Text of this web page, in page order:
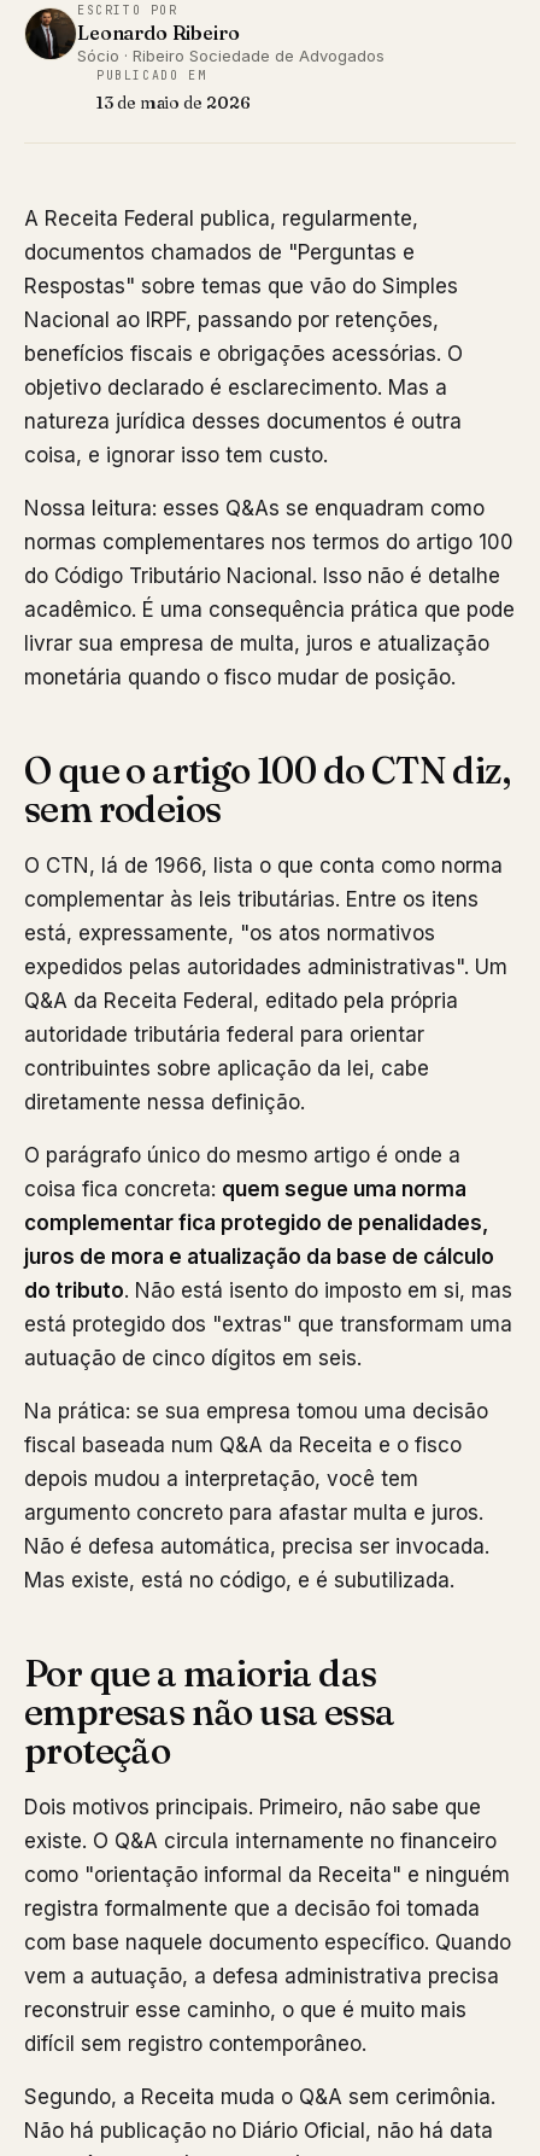
ESCRITO POR
Leonardo Ribeiro
Sócio · Ribeiro Sociedade de Advogados
PUBLICADO EM
13 de maio de 2026
A Receita Federal publica, regularmente,
documentos chamados de "Perguntas e
Respostas" sobre temas que vão do Simples
Nacional ao IRPF, passando por retenções,
benefícios fiscais e obrigações acessórias. O
objetivo declarado é esclarecimento. Mas a
natureza jurídica desses documentos é outra
coisa, e ignorar isso tem custo.
Nossa leitura: esses Q&As se enquadram como
normas complementares nos termos do artigo 100
do Código Tributário Nacional. Isso não é detalhe
acadêmico. É uma consequência prática que pode
livrar sua empresa de multa, juros e atualização
monetária quando o fisco mudar de posição.
O que o artigo 100 do CTN diz,
sem rodeios
O CTN, lá de 1966, lista o que conta como norma
complementar às leis tributárias. Entre os itens
está, expressamente, "os atos normativos
expedidos pelas autoridades administrativas". Um
Q&A da Receita Federal, editado pela própria
autoridade tributária federal para orientar
contribuintes sobre aplicação da lei, cabe
diretamente nessa definição.
O parágrafo único do mesmo artigo é onde a
coisa fica concreta: quem segue uma norma
complementar fica protegido de penalidades,
juros de mora e atualização da base de cálculo
do tributo. Não está isento do imposto em si, mas
está protegido dos "extras" que transformam uma
autuação de cinco dígitos em seis.
Na prática: se sua empresa tomou uma decisão
fiscal baseada num Q&A da Receita e o fisco
depois mudou a interpretação, você tem
argumento concreto para afastar multa e juros.
Não é defesa automática, precisa ser invocada.
Mas existe, está no código, e é subutilizada.
Por que a maioria das
empresas não usa essa
proteção
Dois motivos principais. Primeiro, não sabe que
existe. O Q&A circula internamente no financeiro
como "orientação informal da Receita" e ninguém
registra formalmente que a decisão foi tomada
com base naquele documento específico. Quando
vem a autuação, a defesa administrativa precisa
reconstruir esse caminho, o que é muito mais
difícil sem registro contemporâneo.
Segundo, a Receita muda o Q&A sem cerimônia.
Não há publicação no Diário Oficial, não há data